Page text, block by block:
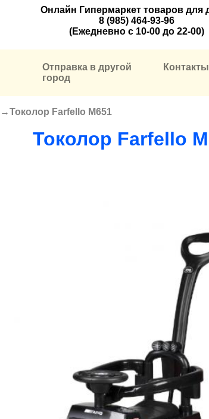
Онлайн Гипермаркет товаров для
8 (985) 464-93-96
(Ежедневно с 10-00 до 22-00)
Отправка в другой
город
Контакты
→Токолор Farfello M651
Токолор Farfello